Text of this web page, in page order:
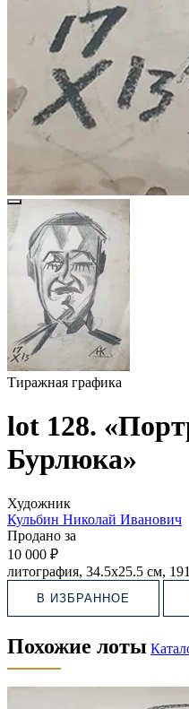
Тиражная графика
lot 128.
Бурлюка»
Художник
Кульбин Николай Иванович
Продано за
10 000 ₽
литография, 34.5х25.5 см,
В ИЗБРАННОЕ
Похожие лоты